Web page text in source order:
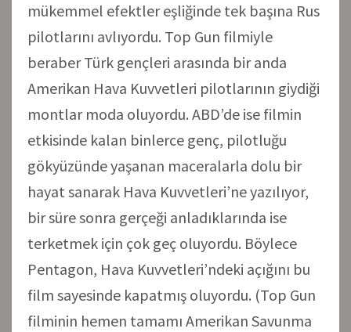
mükemmel efektler eşliğinde tek başına Rus
pilotlarını avlıyordu. Top Gun filmiyle
beraber Türk gençleri arasında bir anda
Amerikan Hava Kuvvetleri pilotlarının giydiği
montlar moda oluyordu. ABD’de ise filmin
etkisinde kalan binlerce genç, pilotluğu
gökyüzünde yaşanan maceralarla dolu bir
hayat sanarak Hava Kuvvetleri’ne yazılıyor,
bir süre sonra gerçeği anladıklarında ise
terketmek için çok geç oluyordu. Böylece
Pentagon, Hava Kuvvetleri’ndeki açığını bu
film sayesinde kapatmış oluyordu. (Top Gun
filminin hemen tamamı Amerikan Savunma